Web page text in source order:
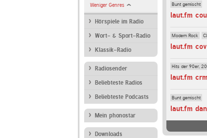
Weniger Genres
Hörspiele im Radio
Wort- & Sport-Radio
Klassik-Radio
Radiosender
Beliebteste Radios
Beliebteste Podcasts
Mein phonostar
Downloads
Bunt gemischt
laut.fm
Modern Rock
laut.fm
Hits der 90er,
laut.fm
Bunt gemischt
laut.fm